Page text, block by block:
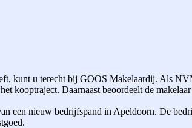
kunt u terecht bij GOOS Makelaardij. Als
kooptraject. Daarnaast beoordeelt de
een nieuw bedrijfspand in Apeldoorn. De